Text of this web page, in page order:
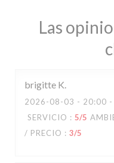
Las
brigitte K
2026-08-03 - 20:00 -
SERVICIO : 5/5
/ PRECIO : 3/5